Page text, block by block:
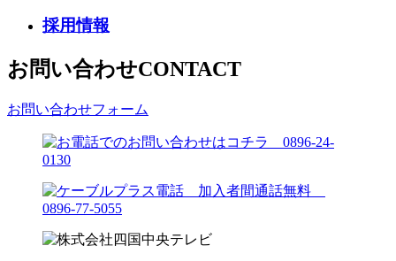
採用情報
お問い合わせCONTACT
お問い合わせフォーム